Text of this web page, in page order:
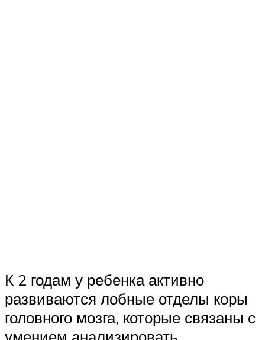
К 2 годам у ребенка активно
развиваются лобные отделы коры
головного мозга, которые связаны с